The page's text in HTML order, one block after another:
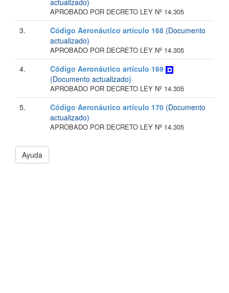
actualizado)
APROBADO POR DECRETO LEY Nº 14.305
3. Código Aeronáutico artículo 168 (Documento
actualizado)
APROBADO POR DECRETO LEY Nº 14.305
4.
Código Aeronáutico artículo 169
(Documento actualizado)
APROBADO POR DECRETO LEY Nº 14.305
5. Código Aeronáutico artículo 170 (Documento
actualizado)
APROBADO POR DECRETO LEY Nº 14.305
Ayuda